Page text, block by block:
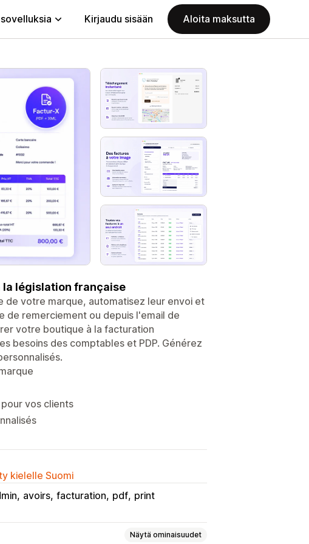
Kirjaudu sisään Aloita maksutta
la législation française
de votre marque, automatisez leur envoi et
de remerciement ou depuis l'email de
votre boutique à la facturation
besoins des comptables et PDP. Générez
vos clients
kielelle Suomi
avoirs facturation pdf print
Näytä ominaisuudet